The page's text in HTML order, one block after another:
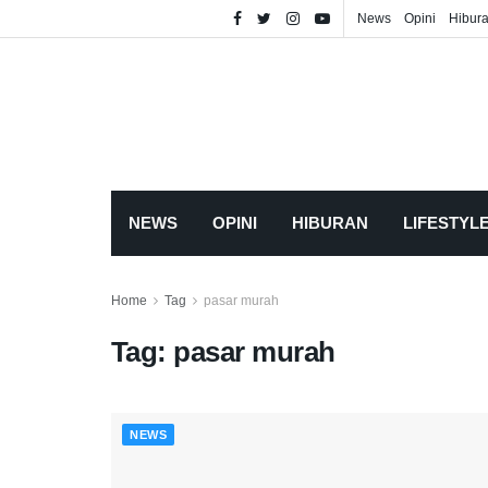
News Opini
NEWS OPINI HIBURAN
Home Tag pasar murah
Tag: pasar murah
NEWS